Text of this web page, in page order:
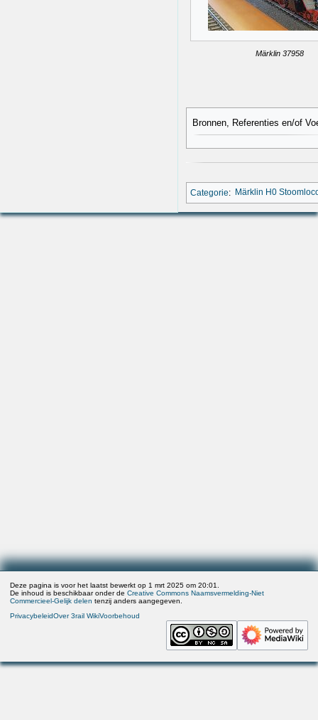
Märklin 37958
Bronnen, Referenties en/of
Categorie: Märklin H0
Deze pagina is voor het laatst bewerkt op 1 mrt 2025 om 20:01.
De inhoud is beschikbaar onder deCreative Commons Naamsvermelding-Niet
Commercieel-Gelijk delen tenzij anders aangegeven.
PrivacybeleidOver 3rail WikiVoorbehoud